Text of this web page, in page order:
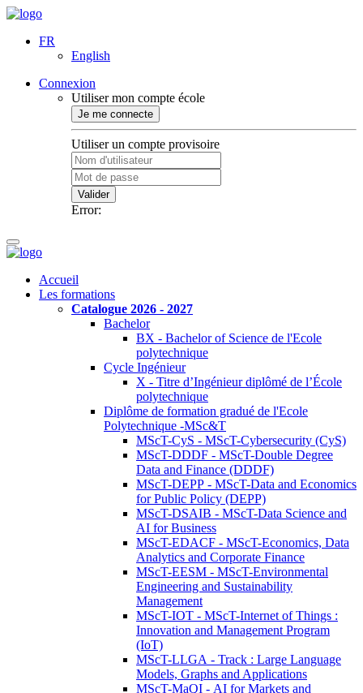
FR
English
Connexion
Utiliser mon compte école
Je me connecte
Utiliser un compte provisoire
Valider
Error:
Accueil
Les formations
Catalogue 2026 - 2027
Bachelor
BX - Bachelor of Science de l'Ecole
polytechnique
Cycle Ingénieur
X - Titre d’Ingénieur diplômé de l’École
polytechnique
Diplôme de formation gradué de l'Ecole
Polytechnique -MSc&T
MScT-CyS - MScT-Cybersecurity (CyS)
MScT-DDDF - MScT-Double Degree
Data and Finance (DDDF)
MScT-DEPP - MScT-Data and Economics
for Public Policy (DEPP)
MScT-DSAIB - MScT-Data Science and
AI for Business
MScT-EDACF - MScT-Economics, Data
Analytics and Corporate Finance
MScT-EESM - MScT-Environmental
Engineering and Sustainability
Management
MScT-IOT - MScT-Internet of Things :
Innovation and Management Program
(IoT)
MScT-LLGA - Track : Large Language
Models, Graphs and Applications
MScT-MaQI - AI for Markets and